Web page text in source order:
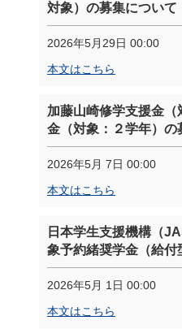
対象）の募集について
2026年5月29日 00:00
本文はこちら
加藤山崎修学支援金
金（対象：２学年）の
2026年5月 7日 00:00
本文はこちら
日本学生支援機構（
象予約緒奨学金（給付
2026年5月 1日 00:00
本文はこちら